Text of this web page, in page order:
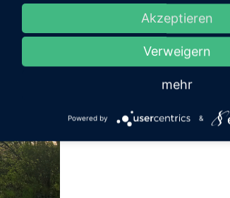
Akzeptieren
Verweigern
mehr
Powered by &